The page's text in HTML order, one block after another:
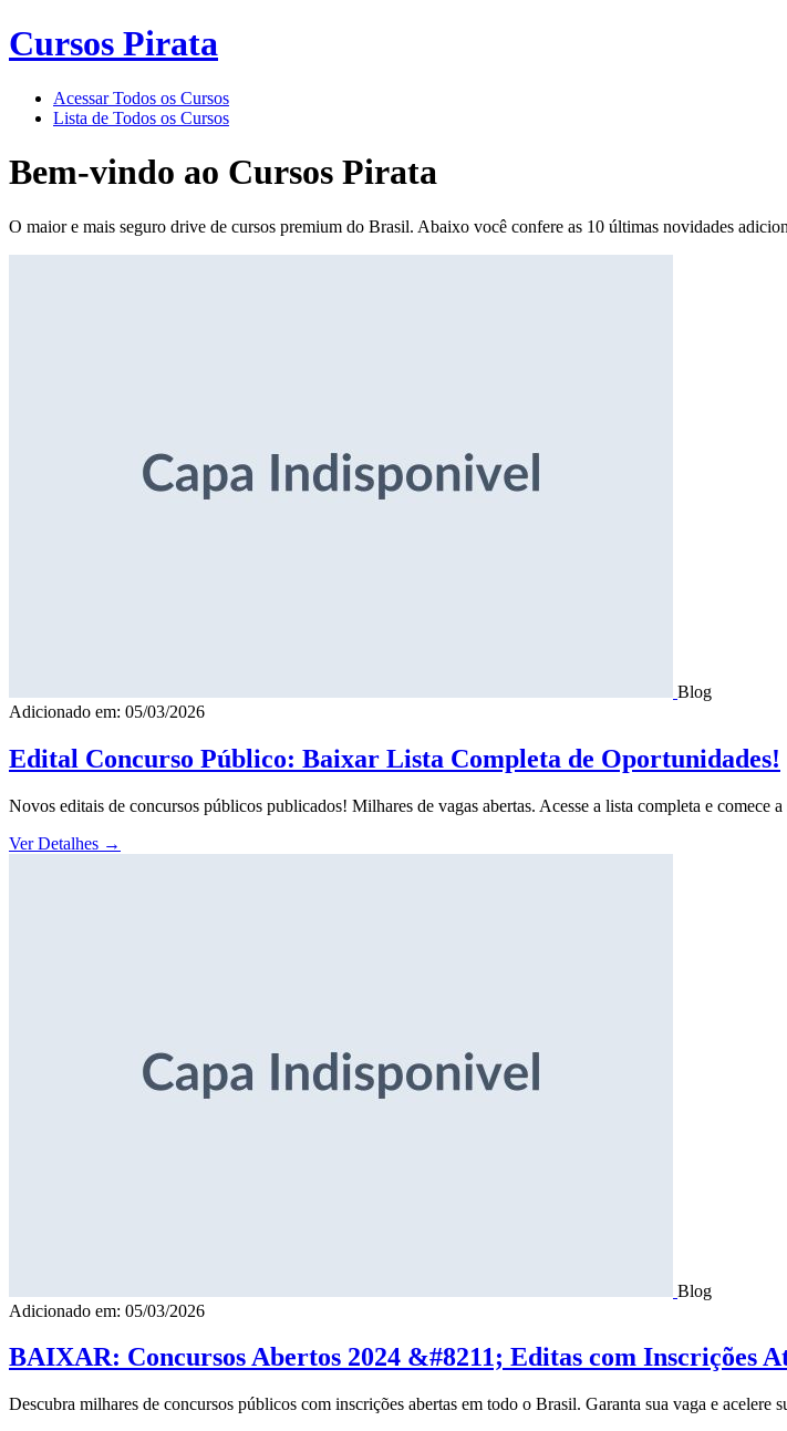
Cursos Pirata
Acessar Todos os Cursos
Lista de Todos os Cursos
Bem-vindo ao Cursos Pirata
O maior e mais seguro drive de cursos premium do Brasil. Abaixo você confere as 10 últimas novidades
Blog
Adicionado em: 05/03/2026
Edital Concurso Público: Baixar Lista Completa de Oportunidades!
Novos editais de concursos públicos publicados! Milhares de vagas abertas. Acesse a lista completa e comece
Ver Detalhes →
Blog
Adicionado em: 05/03/2026
BAIXAR: Concursos Abertos 2024 &#8211; Editas com Inscrições
Descubra milhares de concursos públicos com inscrições abertas em todo o Brasil. Garanta sua vaga e acelere